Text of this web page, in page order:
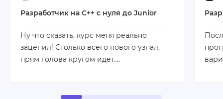
Разработчик на C++ с нуля до Junior
Ну что сказать, курс меня реально
зацепил! Столько всего нового узнал,
прям голова кругом идет.…